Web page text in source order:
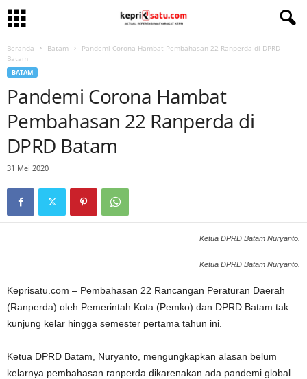
Beranda Batam
Pandemi Corona Hambat Pembahasan 22 Ranperda di DPRD
Batam
BATAM
Pandemi Corona Hambat
Pembahasan 22 Ranperda di
DPRD Batam
31 Mei 2020
Ketua DPRD Batam Nuryanto.
Ketua DPRD Batam Nuryanto.
Keprisatu.com – Pembahasan 22 Rancangan Peraturan Daerah
(Ranperda) oleh Pemerintah Kota (Pemko) dan DPRD Batam tak
kunjung kelar hingga semester pertama tahun ini.
Ketua DPRD Batam, Nuryanto, mengungkapkan alasan belum
kelarnya pembahasan ranperda dikarenakan ada pandemi global